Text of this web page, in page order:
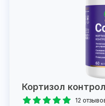
Кортизол
12